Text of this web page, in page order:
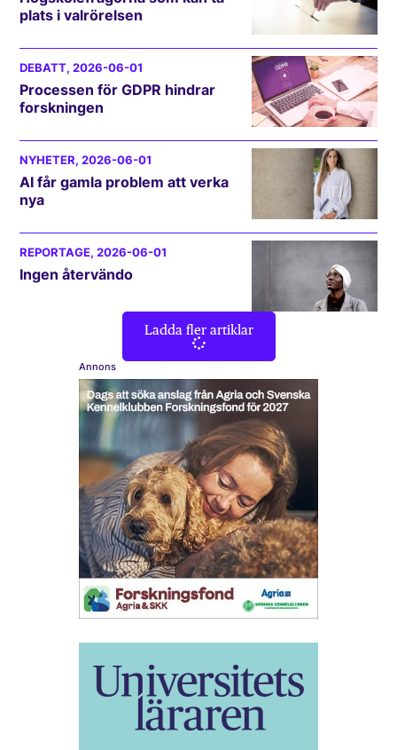
plats i valrörelsen
DEBATT, 2026-06-01
Processen för GDPR hindrar
forskningen
NYHETER, 2026-06-01
AI får gamla problem att verka
nya
REPORTAGE, 2026-06-01
Ingen återvändo
Ladda fler artiklar
Annons